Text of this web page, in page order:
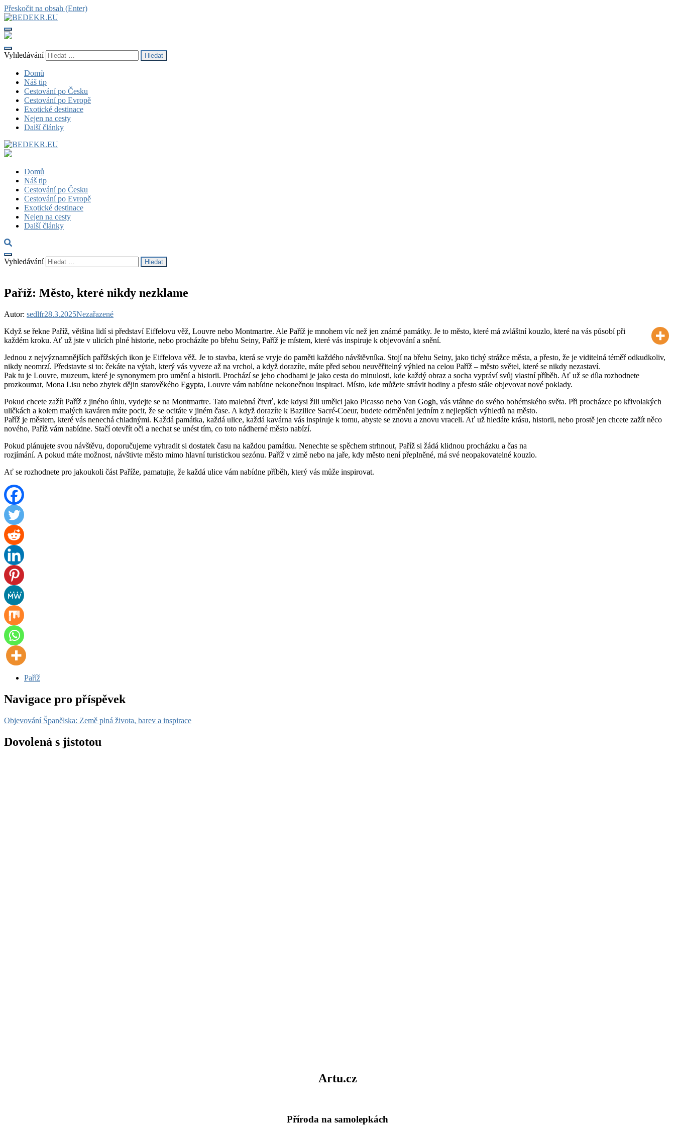
Přeskočit na obsah (Enter)
BEDEKR.EU
váš průvodce světem
Vyhledávání
Domů
Náš tip
Cestování po Česku
Cestování po Evropě
Exotické destinace
Nejen na cesty
Další články
Domů
Náš tip
Cestování po Česku
Cestování po Evropě
Exotické destinace
Nejen na cesty
Další články
Vyhledávání
Paříž: Město, které nikdy nezklame
Autor: sedlfr28.3.2025Nezařazené
Když se řekne Paříž, většina lidí si představí Eiffelovu věž, Louvre nebo Montmartre. Ale Paříž je mnohem víc než jen známé památky. Je to město, které má zvláštní kouzlo, které na vás působí při
každém kroku. Ať už jste v ulicích plné historie, nebo procházíte po břehu Seiny, Paříž je místem, které vás inspiruje k objevování a snění.
Jednou z nejvýznamnějších pařížských ikon je Eiffelova věž. Je to stavba, která se vryje do paměti každého návštěvníka. Stojí na břehu Seiny, jako tichý strážce města, a přesto, že je viditelná téměř odkudkoliv,
nikdy neomrzí. Představte si to: čekáte na výtah, který vás vyveze až na vrchol, a když dorazíte, máte před sebou neuvěřitelný výhled na celou Paříž – město světel, které se nikdy nezastaví.
Pak tu je Louvre, muzeum, které je synonymem pro umění a historii. Prochází se jeho chodbami je jako cesta do minulosti, kde každý obraz a socha vypráví svůj vlastní příběh. Ať už se díla rozhodnete
prozkoumat, Mona Lisu nebo zbytek dějin starověkého Egypta, Louvre vám nabídne nekonečnou inspiraci. Místo, kde můžete strávit hodiny a přesto stále objevovat nové poklady.
Pokud chcete zažít Paříž z jiného úhlu, vydejte se na Montmartre. Tato malebná čtvrť, kde kdysi žili umělci jako Picasso nebo Van Gogh, vás vtáhne do svého bohémského světa. Při procházce po křivolakých
uličkách a kolem malých kaváren máte pocit, že se ocitáte v jiném čase. A když dorazíte k Bazilice Sacré-Coeur, budete odměněni jedním z nejlepších výhledů na město.
Paříž je městem, které vás nenechá chladnými. Každá památka, každá ulice, každá kavárna vás inspiruje k tomu, abyste se znovu a znovu vraceli. Ať už hledáte krásu, historii, nebo prostě jen chcete zažít něco
nového, Paříž vám nabídne. Stačí otevřít oči a nechat se unést tím, co toto nádherné město nabízí.
Pokud plánujete svou návštěvu, doporučujeme vyhradit si dostatek času na každou památku. Nenechte se spěchem strhnout, Paříž si žádá klidnou procházku a čas na
rozjímání. A pokud máte možnost, návštivte město mimo hlavní turistickou sezónu. Paříž v zimě nebo na jaře, kdy město není přeplněné, má své neopakovatelné kouzlo.
Ať se rozhodnete pro jakoukoli část Paříže, pamatujte, že každá ulice vám nabídne příběh, který vás může inspirovat.
Paříž
Navigace pro příspěvek
Objevování Španělska: Země plná života, barev a inspirace
Dovolená s jistotou
Artu.cz
Příroda na samolepkách